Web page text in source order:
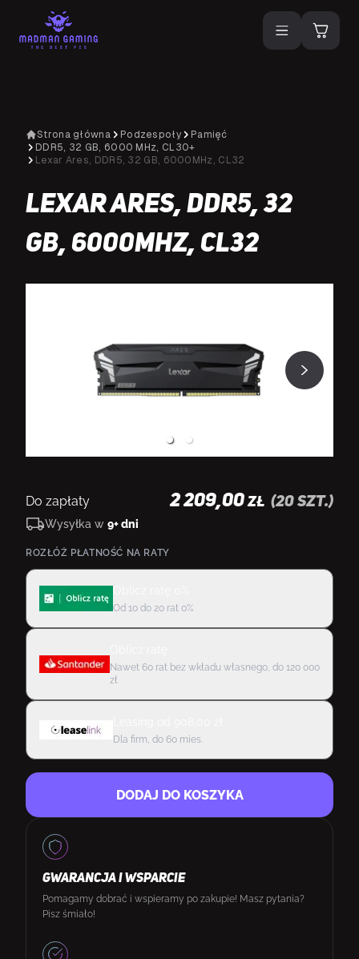
Strona główna Podzespoły
Pamięć
DDR5, 32 GB, 6000 MHz, CL30+
Lexar Ares, DDR5, 32 GB, 6000MHz, CL32
Lexar Ares, DDR5, 32
GB, 6000MHz, CL32
Do zapłaty 2 209,00 ZŁ (20 szt.)
Wysyłka w 9+ dni
ROZŁÓŻ PŁATNOŚĆ NA RATY
Od 10 do 20 rat 0%
Nawet 60 rat bez wkładu własnego, do 120 000
zł
Dla firm, do 60 mies.
DODAJ DO KOSZYKA
GWARANCJA I WSPARCIE
Pomagamy dobrać i wspieramy po zakupie! Masz pytania?
Pisz śmiało!